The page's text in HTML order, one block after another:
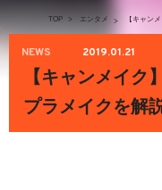
TOP > エンタメ >
NEWS 2019.01.21
【キャンメイク
プラメイクを解